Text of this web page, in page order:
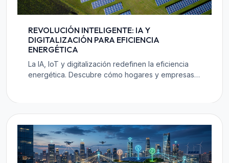
REVOLUCIÓN INTELIGENTE: IA Y
DIGITALIZACIÓN PARA EFICIENCIA
ENERGÉTICA
La IA, IoT y digitalización redefinen la eficiencia
energética. Descubre cómo hogares y empresas